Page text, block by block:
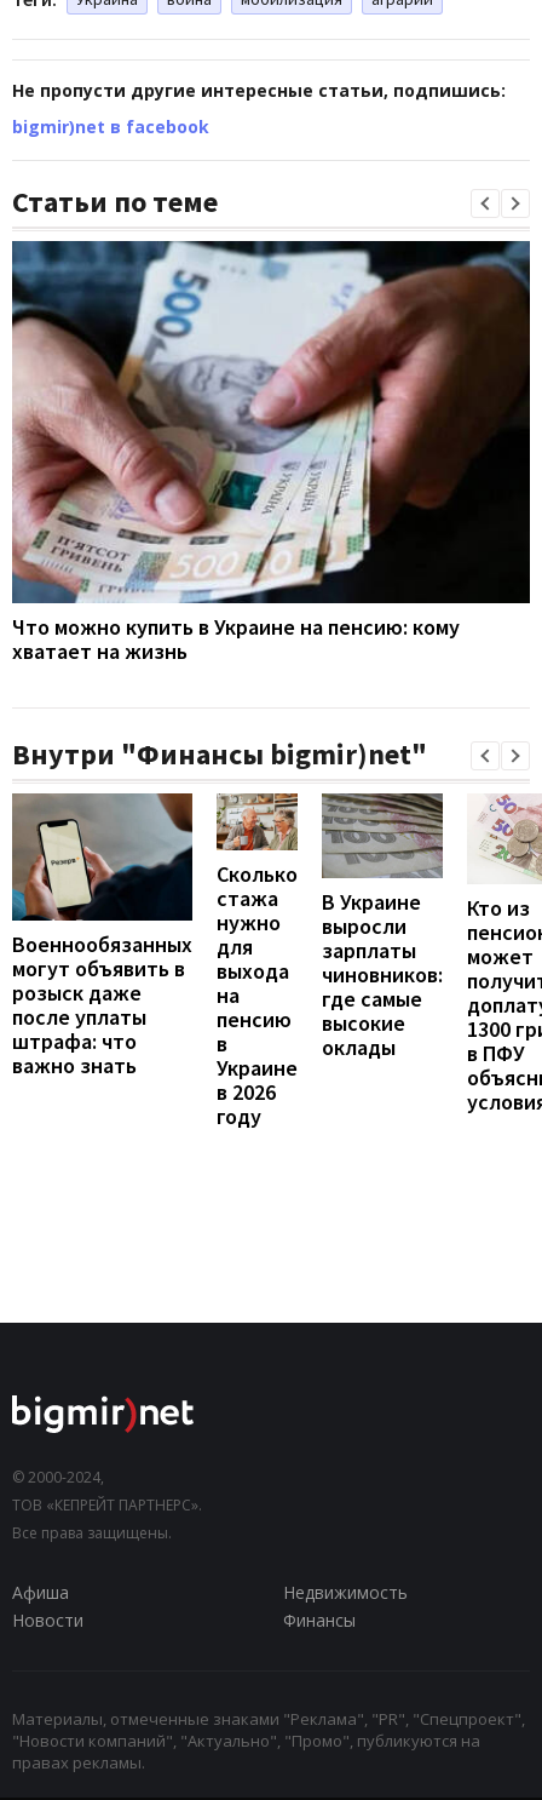
Не пропусти другие интересные статьи, подпишись:
bigmir)net в facebook
Статьи по теме
Что можно купить в Украине на пенсию: кому
хватает на жизнь
Внутри "Финансы bigmir)net"
Военнообязанных
могут объявить в
розыск даже
после уплаты
штрафа: что
важно знать
Сколько
стажа
нужно
для
выхода
на
пенсию
в
Украине
в 2026
году
В Украине
выросли
зарплаты
чиновников:
где самые
высокие
оклады
Кто из
может
1300
в ПФУ
© 2000-2024,
ТОВ «КЕПРЕЙТ ПАРТНЕРС».
Все права защищены.
Афиша
Недвижимость
Новости
Финансы
Материалы, отмеченные знаками "Реклама", "PR", "Спецпроект",
"Новости компаний", "Актуально", "Промо", публикуются на
правах рекламы.